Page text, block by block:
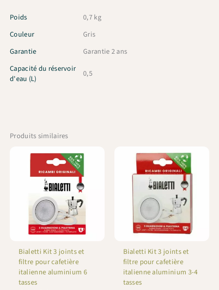
Poids
0,7 kg
Couleur
Gris
Garantie
Garantie 2 ans
Capacité du réservoir
d'eau (L)
0,5
Produits similaires
Bialetti Kit 3 joints et
filtre pour cafetière
italienne aluminium 6
tasses
Bialetti Kit 3 joints et
filtre pour cafetière
italienne aluminium 3-4
tasses